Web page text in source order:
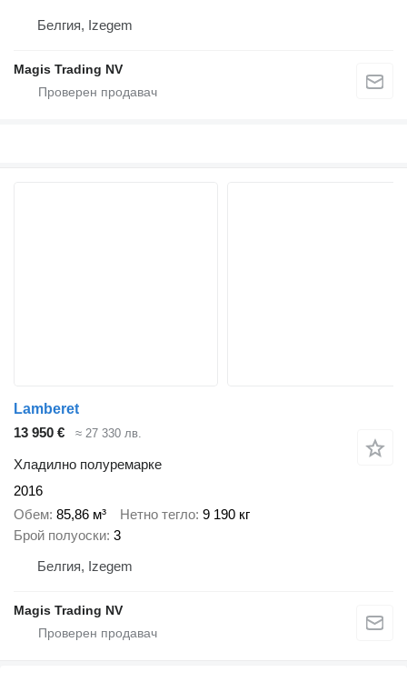
Белгия, Izegem
Magis Trading NV
Lamberet
13 950 €
≈ 27 330 лв.
Хладилно полуремарке
2016
Обем 85,86 м³ Нетно тегло 9 190 кг
Брой полуоски 3
Белгия, Izegem
Magis Trading NV